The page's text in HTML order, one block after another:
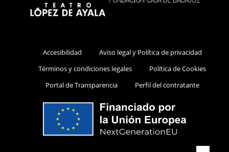
Accesibilidad
Aviso legal y Política de privacidad
Términos y condiciones legales
Política de Cookies
Portal de Transparencia
Perfil del contratante